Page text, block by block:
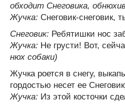
обходит Снеговика,
Жучка: Снеговик-снеговик,
Снеговик: Ребятишки нос
Жучка: Не грусти! Вот,
нюх собаки)
Жучка роется в снегу,
гордостью несет ее
Жучка: Из этой косточки